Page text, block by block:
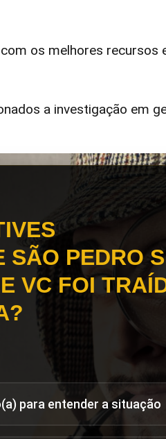
os melhores recursos
a investigação em
SÃO PEDRO
VC FOI
para entender a situação